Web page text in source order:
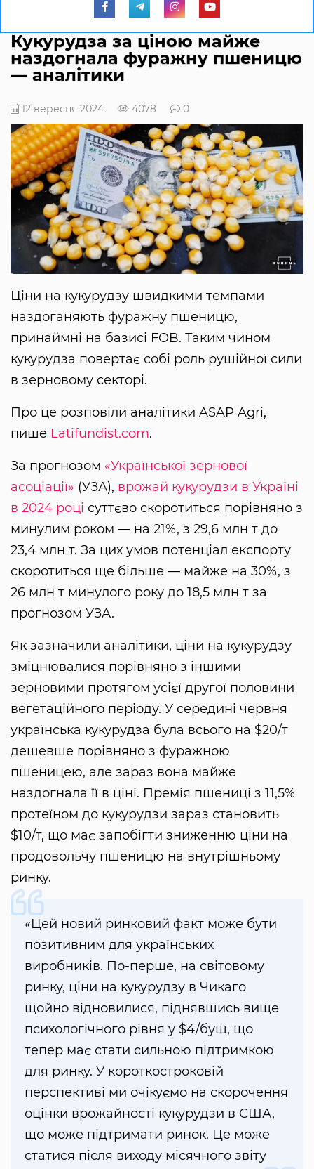
Кукурудза за ціною майже
наздогнала фуражну пшеницю
— аналітики
12 вересня 2024 4078 0
Ціни на кукурудзу швидкими темпами
наздоганяють фуражну пшеницю,
принаймні на базисі FOB. Таким чином
кукурудза повертає собі роль рушійної сили
в зерновому секторі.
Про це розповіли аналітики ASAP Agri,
пише Latifundist.com.
За прогнозом «Української зернової
асоціації» (УЗА), врожай кукурудзи в Україні
в 2024 році суттєво скоротиться порівняно з
минулим роком — на 21%, з 29,6 млн т до
23,4 млн т. За цих умов потенціал експорту
скоротиться ще більше — майже на 30%, з
26 млн т минулого року до 18,5 млн т за
прогнозом УЗА.
Як зазначили аналітики, ціни на кукурудзу
зміцнювалися порівняно з іншими
зерновими протягом усієї другої половини
вегетаційного періоду. У середині червня
українська кукурудза була всього на $20/т
дешевше порівняно з фуражною
пшеницею, але зараз вона майже
наздогнала її в ціні. Премія пшениці з 11,5%
протеїном до кукурудзи зараз становить
$10/т, що має запобігти зниженню ціни на
продовольчу пшеницю на внутрішньому
ринку.
«Цей новий ринковий факт може бути
позитивним для українських
виробників. По-перше, на світовому
ринку, ціни на кукурудзу в Чикаго
щойно відновилися, піднявшись вище
психологічного рівня у $4/буш, що
тепер має стати сильною підтримкою
для ринку. У короткостроковій
перспективі ми очікуємо на скорочення
оцінки врожайності кукурудзи в США,
що може підтримати ринок. Це може
статися після виходу місячного звіту